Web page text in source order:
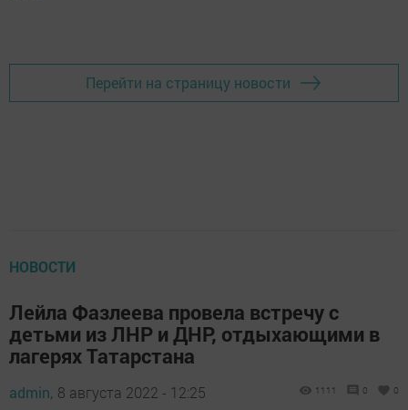
Перейти на страницу новости
НОВОСТИ
Лейла Фазлеева провела встречу с
детьми из ЛНР и ДНР, отдыхающими в
лагерях Татарстана
admin, 8 августа 2022 - 12:25 1111 0 0